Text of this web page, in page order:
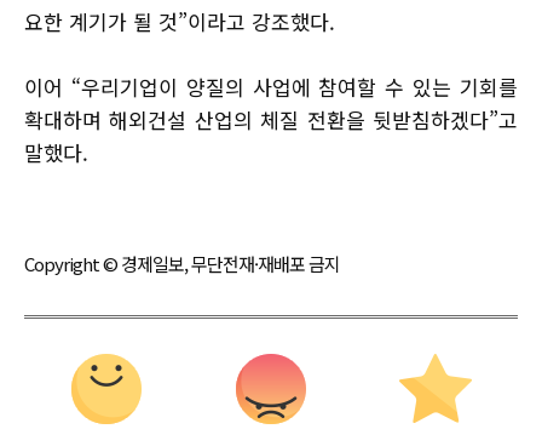
요한 계기가 될 것”이라고 강조했다.
이어 “우리기업이 양질의 사업에 참여할 수 있는 기회를
확대하며 해외건설 산업의 체질 전환을 뒷받침하겠다”고
말했다.
Copyright © 경제일보, 무단전재·재배포 금지